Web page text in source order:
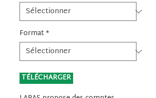
Format*
TÉLÉCHARGER